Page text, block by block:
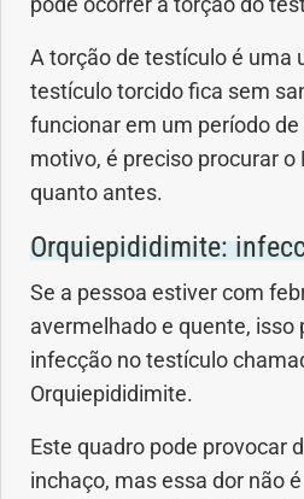
pode ocorrer a torção do
A torção de testículo é uma
testículo torcido fica sem
funcionar em um período de
motivo, é preciso procurar o
quanto antes.
Orquiepididimite:
Se a pessoa estiver com
avermelhado e quente, isso
infecção no testículo
Orquiepididimite.
Este quadro pode provocar
inchaço, mas essa dor não